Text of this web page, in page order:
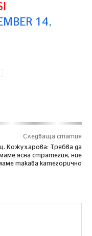
14,
Следваща статия
Кожухарова: Трябва да
ясна стратегия, ние
такава категорично